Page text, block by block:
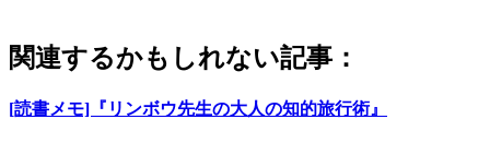
関連するかもしれない記事：
[読書メモ]『リンボウ先生の大人の知的旅行術』